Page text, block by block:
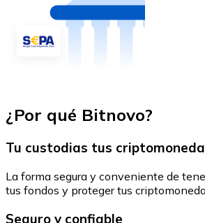
¿Por qué Bitnovo?
Tu custodias tus
La forma segura y conveniente de
tus fondos y proteger tus
Seguro y confiable